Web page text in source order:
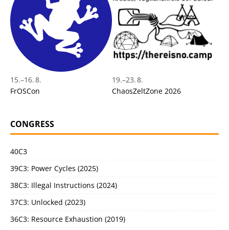
15.–16. 8.
FrOSCon
19.–23. 8.
ChaosZeltZone 2026
CONGRESS
40C3
39C3: Power Cycles (2025)
38C3: Illegal Instructions (2024)
37C3: Unlocked (2023)
36C3: Resource Exhaustion (2019)